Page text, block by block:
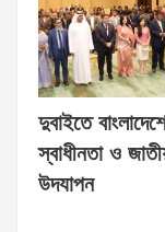
দুবাইতে
স্বাধীনতা ও
উদযাপন